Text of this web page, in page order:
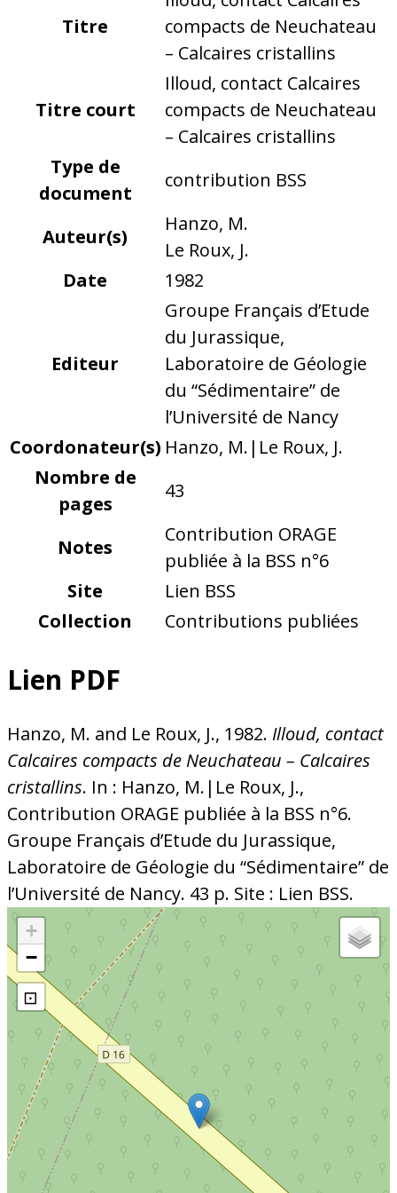
Titre
compacts de Neuchateau
– Calcaires cristallins
Titre court
Illoud, contact Calcaires
compacts de Neuchateau
– Calcaires cristallins
Type de
document
contribution BSS
Auteur(s)
Hanzo, M.
Le Roux, J.
Date
1982
Editeur
Groupe Français d’Etude
du Jurassique,
Laboratoire de Géologie
du “Sédimentaire” de
l’Université de Nancy
Coordonateur(s) Hanzo, M.|Le Roux, J.
Nombre de
pages
43
Notes
Contribution ORAGE
publiée à la BSS n°6
Site
Lien BSS
Collection
Contributions publiées
Lien PDF
Hanzo, M. and Le Roux, J., 1982. Illoud, contact
Calcaires compacts de Neuchateau – Calcaires
cristallins. In : Hanzo, M.|Le Roux, J.,
Contribution ORAGE publiée à la BSS n°6.
Groupe Français d’Etude du Jurassique,
Laboratoire de Géologie du “Sédimentaire” de
l’Université de Nancy. 43 p. Site : Lien BSS.
+
−
⊡